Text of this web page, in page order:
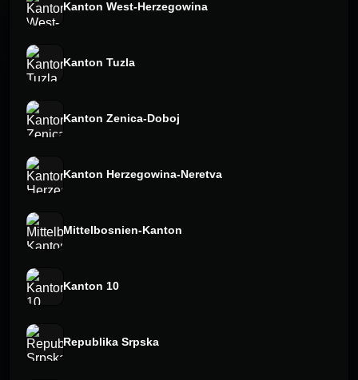
Kanton West-Herzegowina
Kanton Tuzla
Kanton Zenica-Doboj
Kanton Herzegowina-Neretva
Mittelbosnien-Kanton
Kanton 10
Republika Srpska